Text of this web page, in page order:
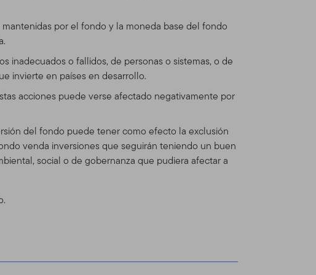
por el fondo y la moneda base del fondo
inadecuados o fallidos, de personas o sistemas, o de
invierte en países en desarrollo.
acciones puede verse afectado negativamente por
del fondo puede tener como efecto la exclusión
venda inversiones que seguirán teniendo un buen
social o de gobernanza que pudiera afectar a
este Sitio está regulado por la
Hacemos reserva del derecho de
fecha de cualquier actualización
enviado las Condiciones de Uso
Global Advisors
fondos Franklin Templeton (en
de inversiones operando como
provee servicios de
separadas.